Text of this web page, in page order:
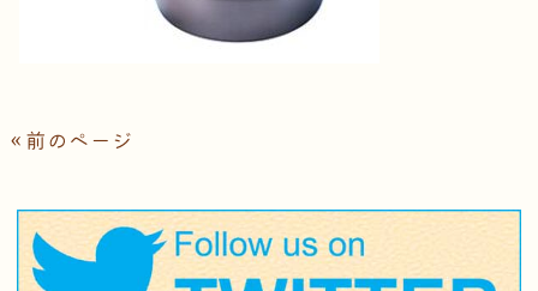
« 前のページ